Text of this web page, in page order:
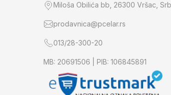
Miloša Obilića bb, 26300 Vršac,
prodavnica@pcelar.rs
013/28-300-20
MB: 20691506 | PIB: 106845891